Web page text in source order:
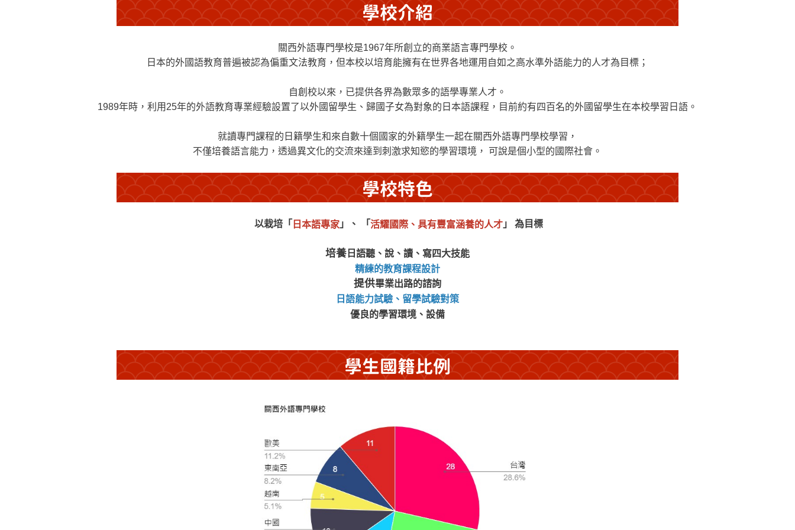
關西外語專門學校是1967年所創立的商業語言專門學校。
日本的外國語教育普遍被認為偏重文法教育，但本校以培育能擁有在世界各地運用自如之高水準外語能力的人才為目標；
自創校以來，已提供各界為數眾多的語學專業人才。
1989年時，利用25年的外語教育專業經驗設置了以外國留學生、歸國子女為對象的日本語課程，目前約有四百名的外國留學生在本校學習日語。
就讀專門課程的日籍學生和來自數十個國家的外籍學生一起在關西外語專門學校學習，
不僅培養語言能力，透過異文化的交流來達到刺激求知慾的學習環境， 可說是個小型的國際社會。
以栽培「 日本語專家 」、 「活耀國際、具有豐富涵養的人才 」 為目標
培養 日語聽、說、讀、寫四大技能
精練的教育課程設計
提供畢業出路的諮詢
日語能力試驗、留學試驗對策
優良的學習環境、設備